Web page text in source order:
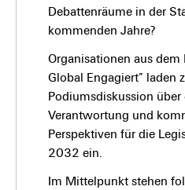
Debattenräume in der
kommenden Jahre?
Organisationen aus dem
Global Engagiert” laden
Podiumsdiskussion über
Verantwortung und
Perspektiven für die
2032 ein.
Im Mittelpunkt stehen